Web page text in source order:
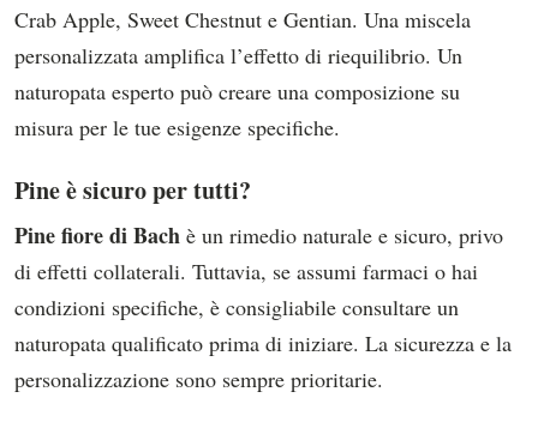
Crab Apple, Sweet Chestnut e Gentian. Una miscela
personalizzata amplifica l’effetto di riequilibrio. Un
naturopata esperto può creare una composizione su
misura per le tue esigenze specifiche.
Pine è sicuro per tutti?
Pine fiore di Bach è un rimedio naturale e sicuro, privo
di effetti collaterali. Tuttavia, se assumi farmaci o hai
condizioni specifiche, è consigliabile consultare un
naturopata qualificato prima di iniziare. La sicurezza e la
personalizzazione sono sempre prioritarie.